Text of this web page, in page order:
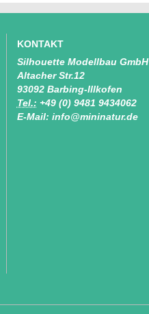
KONTAKT
Silhouette Modellbau GmbH
Altacher Str.12
93092 Barbing-Illkofen
Tel.: +49 (0) 9481 9434062
E-Mail: info@mininatur.de